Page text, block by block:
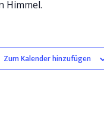
Himmel.
Zum Kalender hinzufügen